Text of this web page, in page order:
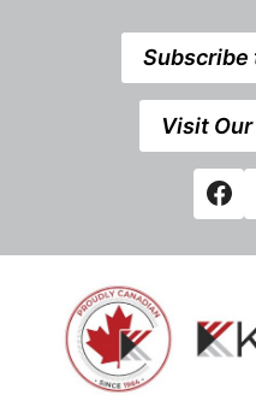
Subscribe
Visit